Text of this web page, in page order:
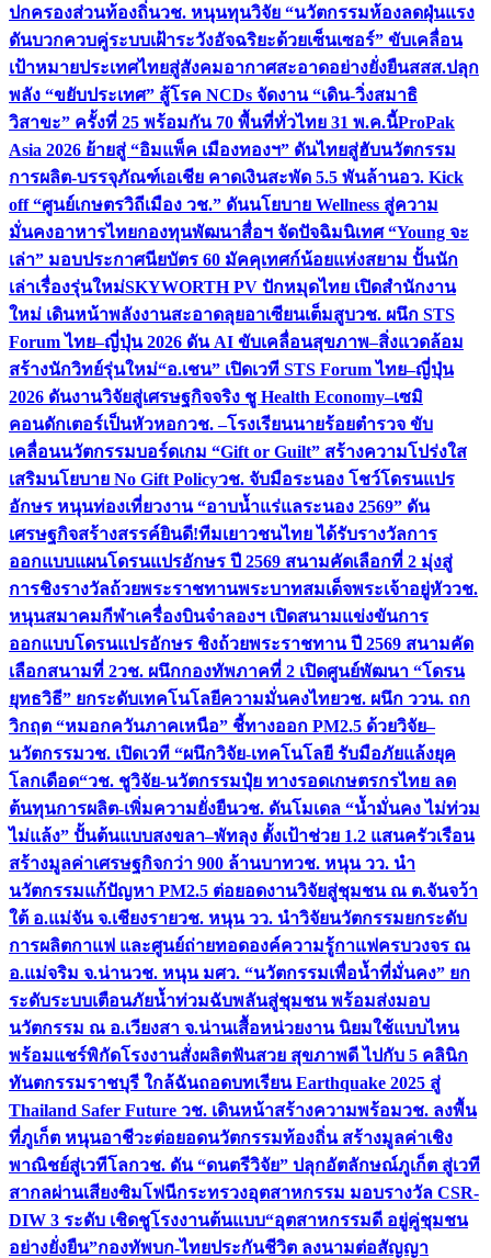
ปกครองส่วนท้องถิ่นวช. หนุนทุนวิจัย “นวัตกรรมห้องลดฝุ่นแรง
ดันบวกควบคู่ระบบเฝ้าระวังอัจฉริยะด้วยเซ็นเซอร์” ขับเคลื่อน
เป้าหมายประเทศไทยสู่สังคมอากาศสะอาดอย่างยั่งยืนสสส.ปลุก
พลัง “ขยับประเทศ” สู้โรค NCDs จัดงาน “เดิน-วิ่งสมาธิ
วิสาขะ” ครั้งที่ 25 พร้อมกัน 70 พื้นที่ทั่วไทย 31 พ.ค.นี้ProPak
Asia 2026 ย้ายสู่ “อิมแพ็ค เมืองทองฯ” ดันไทยสู่ฮับนวัตกรรม
การผลิต-บรรจุภัณฑ์เอเชีย คาดเงินสะพัด 5.5 พันล้านอว. Kick
off “ศูนย์เกษตรวิถีเมือง วช.” ดันนโยบาย Wellness สู่ความ
มั่นคงอาหารไทยกองทุนพัฒนาสื่อฯ จัดปัจฉิมนิเทศ “Young จะ
เล่า” มอบประกาศนียบัตร 60 มัคคุเทศก์น้อยแห่งสยาม ปั้นนัก
เล่าเรื่องรุ่นใหม่SKYWORTH PV ปักหมุดไทย เปิดสำนักงาน
ใหม่ เดินหน้าพลังงานสะอาดลุยอาเซียนเต็มสูบวช. ผนึก STS
Forum ไทย–ญี่ปุ่น 2026 ดัน AI ขับเคลื่อนสุขภาพ–สิ่งแวดล้อม
สร้างนักวิทย์รุ่นใหม่“อ.เชน” เปิดเวที STS Forum ไทย–ญี่ปุ่น
2026 ดันงานวิจัยสู่เศรษฐกิจจริง ชู Health Economy–เซมิ
คอนดักเตอร์เป็นหัวหอกวช. –โรงเรียนนายร้อยตำรวจ ขับ
เคลื่อนนวัตกรรมบอร์ดเกม “Gift or Guilt” สร้างความโปร่งใส
เสริมนโยบาย No Gift Policyวช. จับมือระนอง โชว์โดรนแปร
อักษร หนุนท่องเที่ยวงาน “อาบน้ำแร่แลระนอง 2569” ดัน
เศรษฐกิจสร้างสรรค์ยินดี!ทีมเยาวชนไทย ได้รับรางวัลการ
ออกแบบแผนโดรนแปรอักษร ปี 2569 สนามคัดเลือกที่ 2 มุ่งสู่
การชิงรางวัลถ้วยพระราชทานพระบาทสมเด็จพระเจ้าอยู่หัววช.
หนุนสมาคมกีฬาเครื่องบินจำลองฯ เปิดสนามแข่งขันการ
ออกแบบโดรนแปรอักษร ชิงถ้วยพระราชทาน ปี 2569 สนามคัด
เลือกสนามที่ 2วช. ผนึกกองทัพภาคที่ 2 เปิดศูนย์พัฒนา “โดรน
ยุทธวิธี” ยกระดับเทคโนโลยีความมั่นคงไทยวช. ผนึก ววน. ถก
วิกฤต “หมอกควันภาคเหนือ” ชี้ทางออก PM2.5 ด้วยวิจัย–
นวัตกรรมวช. เปิดเวที “ผนึกวิจัย-เทคโนโลยี รับมือภัยแล้งยุค
โลกเดือด“วช. ชูวิจัย-นวัตกรรมปุ๋ย ทางรอดเกษตรกรไทย ลด
ต้นทุนการผลิต-เพิ่มความยั่งยืนวช. ดันโมเดล “น้ำมั่นคง ไม่ท่วม
ไม่แล้ง” ปั้นต้นแบบสงขลา–พัทลุง ตั้งเป้าช่วย 1.2 แสนครัวเรือน
สร้างมูลค่าเศรษฐกิจกว่า 900 ล้านบาทวช. หนุน วว. นำ
นวัตกรรมแก้ปัญหา PM2.5 ต่อยอดงานวิจัยสู่ชุมชน ณ ต.จันจว้า
ใต้ อ.แม่จัน จ.เชียงรายวช. หนุน วว. นำวิจัยนวัตกรรมยกระดับ
การผลิตกาแฟ และศูนย์ถ่ายทอดองค์ความรู้กาแฟครบวงจร ณ
อ.แม่จริม จ.น่านวช. หนุน มศว. “นวัตกรรมเพื่อน้ำที่มั่นคง” ยก
ระดับระบบเตือนภัยน้ำท่วมฉับพลันสู่ชุมชน พร้อมส่งมอบ
นวัตกรรม ณ อ.เวียงสา จ.น่านเสื้อหน่วยงาน นิยมใช้แบบไหน
พร้อมแชร์พิกัดโรงงานสั่งผลิตฟันสวย สุขภาพดี ไปกับ 5 คลินิก
ทันตกรรมราชบุรี ใกล้ฉันถอดบทเรียน Earthquake 2025 สู่
Thailand Safer Future วช. เดินหน้าสร้างความพร้อมวช. ลงพื้น
ที่ภูเก็ต หนุนอาชีวะต่อยอดนวัตกรรมท้องถิ่น สร้างมูลค่าเชิง
พาณิชย์สู่เวทีโลกวช. ดัน “ดนตรีวิจัย” ปลุกอัตลักษณ์ภูเก็ต สู่เวที
สากลผ่านเสียงซิมโฟนีกระทรวงอุตสาหกรรม มอบรางวัล CSR-
DIW 3 ระดับ เชิดชูโรงงานต้นแบบ“อุตสาหกรรมดี อยู่คู่ชุมชน
อย่างยั่งยืน”กองทัพบก-ไทยประกันชีวิต ลงนามต่อสัญญา